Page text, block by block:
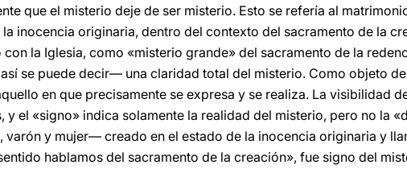
que el misterio deje de ser misterio. Esto se refería al
inocencia originaria, dentro del contexto del sacramento de la
la Iglesia, como «misterio grande» del sacramento de la
se puede decir— una claridad total del misterio. Como objeto
en que precisamente se expresa y se realiza. La visibilidad
y el «signo» indica solamente la realidad del misterio, pero no la
y mujer— creado en el estado de la inocencia originaria y
hablamos del sacramento de la creación», fue signo del